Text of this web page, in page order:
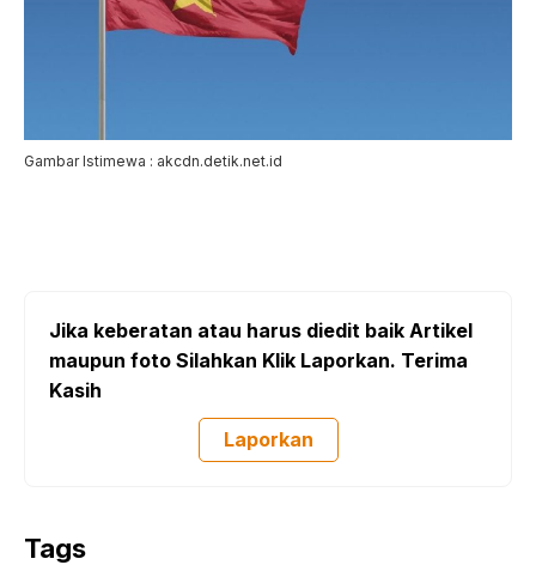
Gambar Istimewa : akcdn.detik.net.id
Jika keberatan atau harus diedit baik Artikel
maupun foto Silahkan Klik Laporkan. Terima
Kasih
Laporkan
Tags